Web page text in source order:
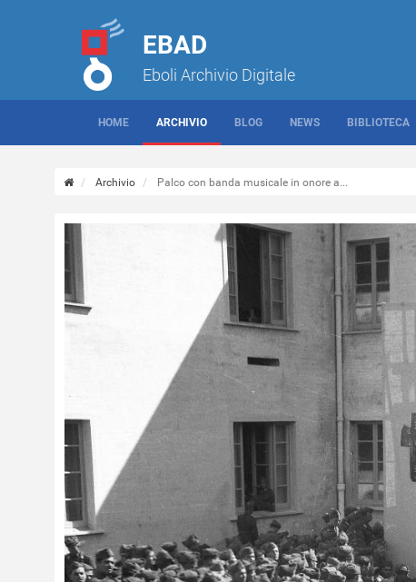
EBAD
Eboli Archivio Digitale
HOME ARCHIVIO BLOG NEWS BIBLIOTECA
Archivio Palco con banda musicale in onore a...